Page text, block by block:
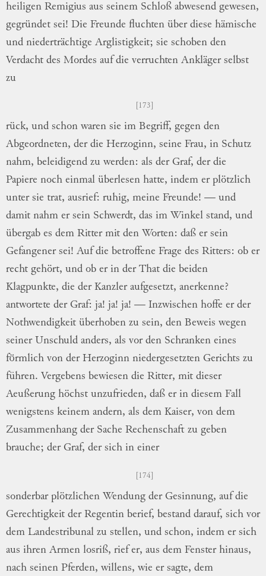
heiligen Remigius aus seinem Schloß abwesend gewesen,
gegründet sei! Die Freunde fluchten über diese hämische
und niederträchtige Arglistigkeit; sie schoben den
Verdacht des Mordes auf die verruchten Ankläger selbst
zu
173
rück, und schon waren sie im Begriff, gegen den
Abgeordneten, der die Herzoginn, seine Frau, in Schutz
nahm, beleidigend zu werden: als der Graf, der die
Papiere noch einmal überlesen hatte, indem er plötzlich
untersie trat, ausrief: ruhig, meine Freunde! — und
damit nahm er sein Schwerdt, das im Winkel stand, und
übergab es dem Ritter mit den Worten: daß er sein
Gefangener sei! Auf die betroffene Frage des Ritters: ob er
recht gehört, und ob er in der That die beiden
Klagpunkte, die der Kanzler aufgesetzt, anerkenne?
antwortete der Graf: ja! ja! ja! — Inzwischen hoffe er der
Nothwendigkeit überhoben zu sein, den Beweis wegen
seiner Unschuld anders, als vor den Schranken eines
förmlich von der Herzoginn niedergesetzten Gerichts zu
führen. Vergebens bewiesen die Ritter, mit dieser
Aeußerung höchst unzufrieden, daß er in diesem Fall
wenigstens keinem andern, als dem Kaiser, von dem
Zusammenhang der Sache Rechenschaft zu geben
brauche; der Graf, der sich in einer
174
sonderbar plötzlichen Wendung der Gesinnung, auf die
Gerechtigkeit der Regentin berief, bestand darauf, sich vor
dem Landestribunal zu stellen, und schon, indem er sich
aus ihren Armen losriß, rief er, aus dem Fenster hinaus,
nach seinen Pferden, willens, wie er sagte, dem